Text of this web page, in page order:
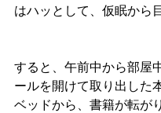
はハッとして、仮眠から
すると、午前中から部屋
ールを開けて取り出した
ベッドから、書籍が転が